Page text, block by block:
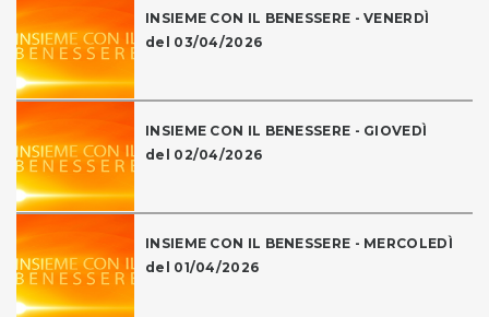
INSIEME CON IL BENESSERE - VENERDÌ
del 03/04/2026
INSIEME CON IL BENESSERE - GIOVEDÌ
del 02/04/2026
INSIEME CON IL BENESSERE - MERCOLEDÌ
del 01/04/2026